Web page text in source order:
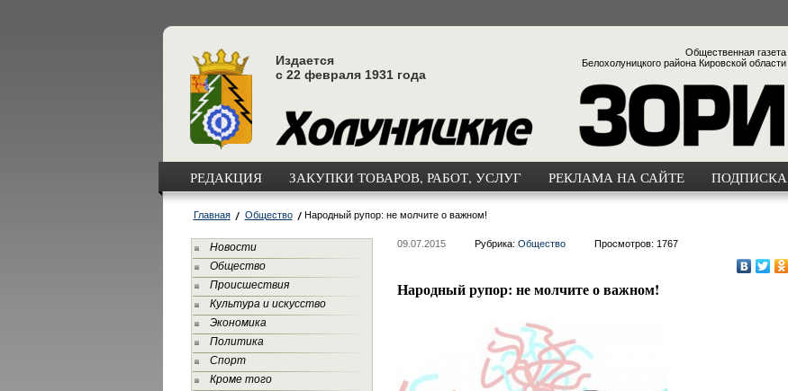
Издается
с 22 февраля 1931 года
Общественная газета
Белохолуницкого района Кировской области
РЕДАКЦИЯ ЗАКУПКИ ТОВАРОВ, РАБОТ, УСЛУГ РЕКЛАМА НА САЙТЕ ПОДПИСКА
Главная Общество Народный рупор: не молчите о важном!
Новости
Общество
Происшествия
Культура и искусство
Экономика
Политика
Спорт
Кроме того
09.07.2015 Рубрика: Общество Просмотров: 1767
Народный рупор: не молчите о важном!